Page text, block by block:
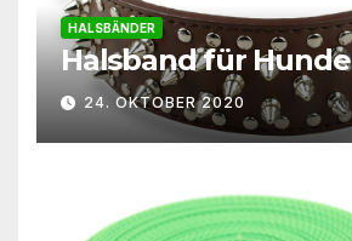
HALSBÄNDER
Halsband für Hunde
24. OKTOBER 2020